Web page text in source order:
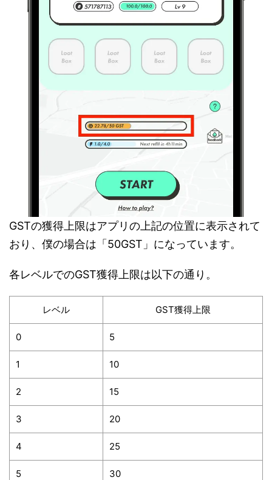
GSTの獲得上限はアプリの上記の位置に表示されて
おり、僕の場合は「50GST」になっています。
各レベルでのGST獲得上限は以下の通り。
レベル GST獲得上限
0 5
1 10
2 15
3 20
4 25
5 30